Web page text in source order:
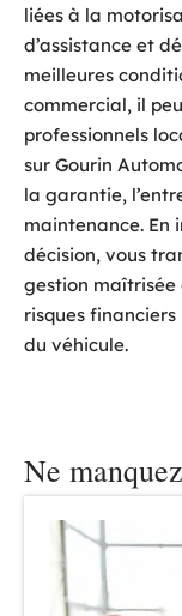
liées à la
d’assistance et
meilleures
commercial, il
professionnels
sur Gourin
la garantie,
maintenance. En
décision, vous
gestion
risques
du véhicule.
Ne